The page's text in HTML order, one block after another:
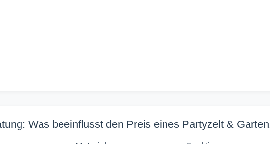
Was beeinflusst den Preis eines Partyzelt &